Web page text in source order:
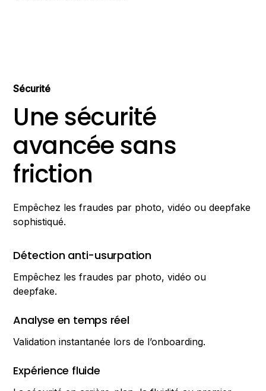
Sécurité
Une sécurité
avancée sans
friction
Empêchez les fraudes par photo, vidéo ou deepfake
sophistiqué.
Détection anti-usurpation
Empêchez les fraudes par photo, vidéo ou
deepfake.
Analyse en temps réel
Validation instantanée lors de l’onboarding.
Expérience fluide